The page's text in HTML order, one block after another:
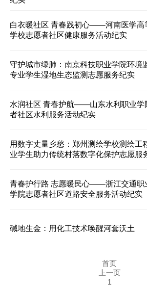
白衣暖社区 青春践初心——河南医学高
学校志愿者社区健康服务活动纪实
守护城市绿肺：南京科技职业学院环境
专业学生湿地生态监测志愿服务纪实
水润社区 青春护航——山东水利职业学
者社区水利服务活动纪实
用数字丈量乡愁：郑州测绘学校测绘工
业学生助力传统村落数字化保护志愿服
青春护行路 志愿暖民心——浙江交通职
学院志愿者社区道路安全服务活动纪实
碱地生金：用化工技术唤醒河套沃土
首页
上一页
1